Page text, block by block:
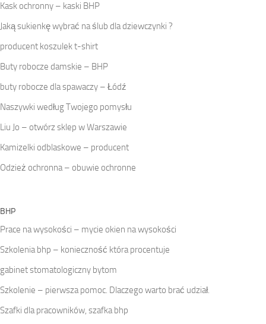
Kask ochronny – kaski BHP
Jaką sukienkę wybrać na ślub dla dziewczynki ?
producent koszulek t-shirt
Buty robocze damskie – BHP
buty robocze dla spawaczy – Łódź
Naszywki według Twojego pomysłu
Liu Jo – otwórz sklep w Warszawie
Kamizelki odblaskowe – producent
Odzież ochronna – obuwie ochronne
BHP
Prace na wysokości – mycie okien na wysokości
Szkolenia bhp – konieczność która procentuje
gabinet stomatologiczny bytom
Szkolenie – pierwsza pomoc. Dlaczego warto brać udział.
Szafki dla pracowników, szafka bhp